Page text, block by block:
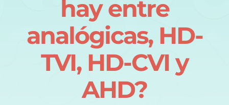
hay entre
analógicas, HD-
TVI, HD-CVI y
AHD?